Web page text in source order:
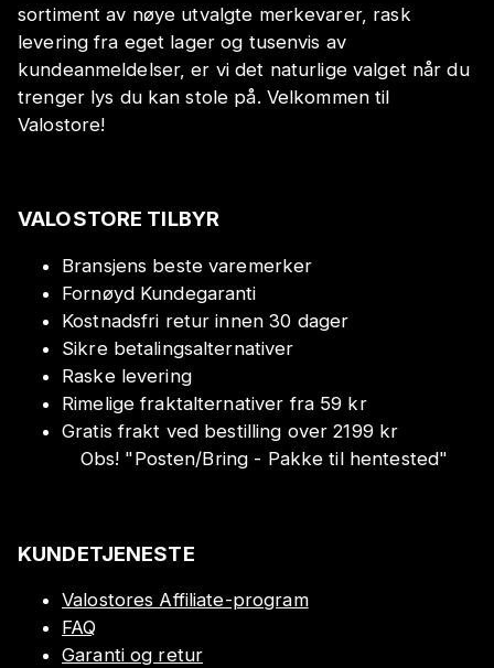
sortiment av nøye utvalgte merkevarer, rask
levering fra eget lager og tusenvis av
kundeanmeldelser, er vi det naturlige valget når du
trenger lys du kan stole på. Velkommen til
Valostore!
VALOSTORE TILBYR
Bransjens beste varemerker
Fornøyd Kundegaranti
Kostnadsfri retur innen 30 dager
Sikre betalingsalternativer
Raske levering
Rimelige fraktalternativer fra 59 kr
Gratis frakt ved bestilling over 2199 kr
Obs! "Posten/Bring - Pakke til hentested"
KUNDETJENESTE
Valostores Affiliate-program
FAQ
Garanti og retur